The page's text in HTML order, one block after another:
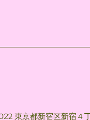
東京都新宿区新宿４